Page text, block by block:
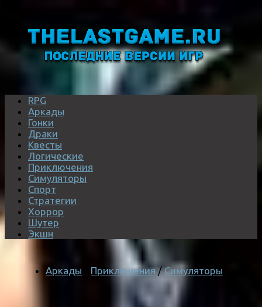
RPG
Аркады
Гонки
Драки
Квесты
Логические
Приключения
Симуляторы
Спорт
Стратегии
Хоррор
Шутер
Экшн
Аркады Приключения / Симуляторы